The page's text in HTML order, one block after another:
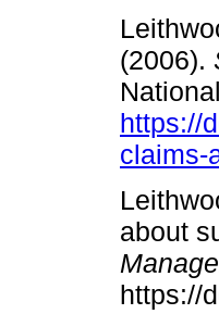
(2006).
https://
claims-
about
https://